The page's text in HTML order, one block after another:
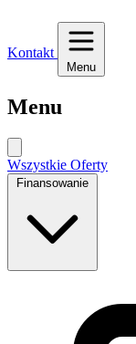
Kontakt
Menu
Menu
Wszystkie Oferty
Finansowanie